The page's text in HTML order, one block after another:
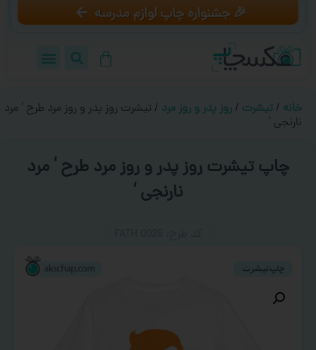
🎉 جشنواره چاپ لوازم مدرسه
خانه / تیشرت / روز پدر و روز مرد / تیشرت روز پدر و روز مرد طرح ‘ مرد
نارنجی ‘
چاپ تیشرت روز پدر و روز مرد طرح ‘ مرد
نارنجی ‘